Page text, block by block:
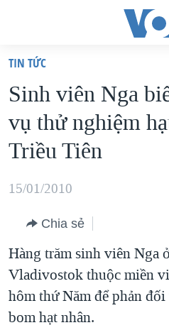
truy
cập
Tới
nội
chính
hướng
chính
Đi
tới
VIỆT NAM
HOA KỲ
BIỂN ĐÔNG
THẾ GIỚI
DIỄN ĐÀN
MỤC
TỰ DO BÁO CHÍ
VẠCH TRẦN TIN GIẢ
CHUYÊN ĐỀ
CHIẾN TRANH THƯƠNG MẠI
TẠI
HỌC TIẾNG ANH
TIN TỨC
Sinh viên Nga
vụ thử nghiệm
Triều Tiên
15/01/2010
Chia sẻ
Hàng trăm sinh viên Nga
Vladivostok thuộc miền
hôm thứ Năm để phản
bom hạt nhân.